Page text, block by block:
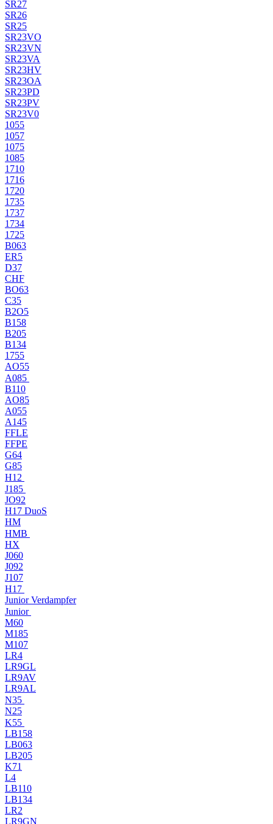
SR27
SR26
SR25
SR23VO
SR23VN
SR23VA
SR23HV
SR23OA
SR23PD
SR23PV
SR23V0
1055
1057
1075
1085
1710
1716
1720
1735
1737
1734
1725
B063
ER5
D37
CHF
BO63
C35
B2O5
B158
B205
B134
1755
AO55
A085
B110
AO85
A055
A145
FFLE
FFPE
G64
G85
H12
J185
JO92
H17 DuoS
HM
HMB
HX
J060
J092
J107
H17
Junior Verdampfer
Junior
M60
M185
M107
LR4
LR9GL
LR9AV
LR9AL
N35
N25
K55
LB158
LB063
LB205
K71
L4
LB110
LB134
LR2
LR9GN